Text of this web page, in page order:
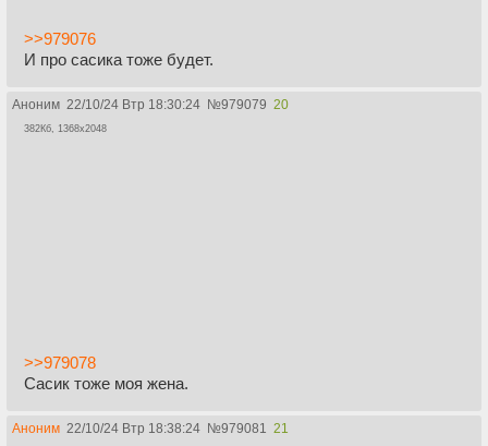
>>979076
И про сасика тоже будет.
Аноним 22/10/24 Втр 18:30:24 №979079 20
382Кб, 1368x2048
>>979078
Сасик тоже моя жена.
Аноним 22/10/24 Втр 18:38:24 №979081 21